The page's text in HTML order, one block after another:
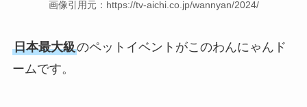
画像引用元：https://tv-aichi.co.jp/wannyan/2024/
日本最大級のペットイベントがこのわんにゃんド
ームです。